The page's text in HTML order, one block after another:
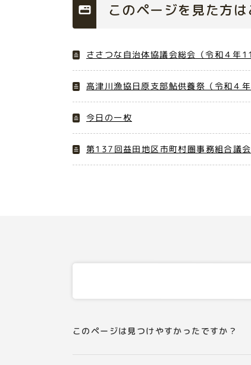
このページを見た方
ささつな自治体協議会総会（令和４年
高津川漁協日原支部鮎供養祭（令和４
今日の一枚
第137回益田地区市町村圏事務組合議
このページは見つけやすかったですか？